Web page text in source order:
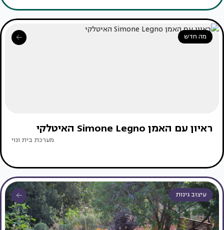
מה חדש
ראיון עם האמן Simone Legno האיטלקי
מערכת בית ונוי
עיצוב גינות